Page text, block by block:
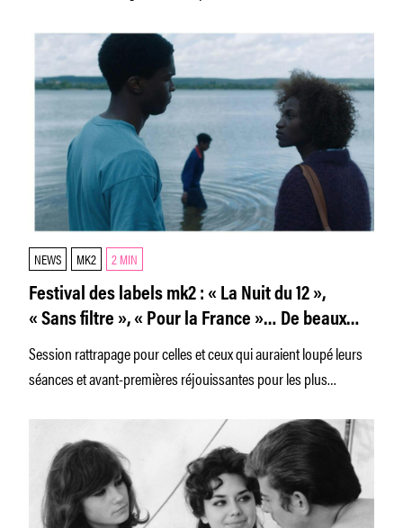
NEWS MK2 2 MIN
Festival des labels mk2 : « La Nuit du 12 »,
« Sans filtre », « Pour la France »… De beaux
films à (re)découvrir en salle
Session rattrapage pour celles et ceux qui auraient loupé leurs
séances et avant-premières réjouissantes pour les plus